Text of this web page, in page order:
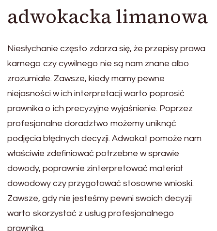
adwokacka limanowa
Niesłychanie często zdarza się, że przepisy prawa
karnego czy cywilnego nie są nam znane albo
zrozumiałe. Zawsze, kiedy mamy pewne
niejasności w ich interpretacji warto poprosić
prawnika o ich precyzyjne wyjaśnienie. Poprzez
profesjonalne doradztwo możemy uniknąć
podjęcia błędnych decyzji. Adwokat pomoże nam
właściwie zdefiniować potrzebne w sprawie
dowody, poprawnie zinterpretować materiał
dowodowy czy przygotować stosowne wnioski.
Zawsze, gdy nie jesteśmy pewni swoich decyzji
warto skorzystać z usług profesjonalnego
prawnika.